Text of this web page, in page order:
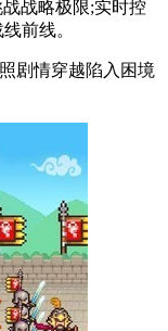
战略极限;实时控
前线。
剧情穿越陷入困境